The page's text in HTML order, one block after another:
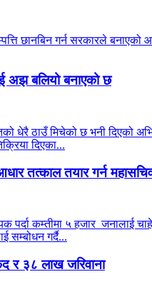
छानबिन गर्न सरकारले
अझ बलियो बनाएको छ
धेरै ठाउँ मिचेको छ भनी
दिएका...
तत्काल तयार गर्न
कम्तीमा ५ हजार जनालाई
सम्बोधन गर्दै...
र ३८ लाख जरिवाना